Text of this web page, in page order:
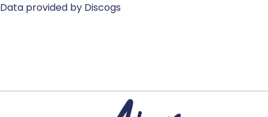
Data provided by Discogs